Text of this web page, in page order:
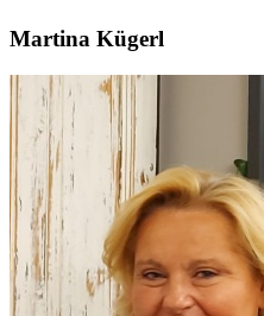
Martina Kügerl